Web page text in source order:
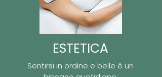
ESTETICA
Sentirsi in ordine e belle è un